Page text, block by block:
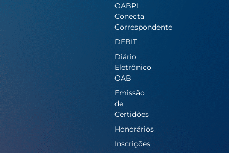
OABPI
Conecta
Correspondente
DEBIT
Diário
Eletrônico
OAB
Emissão
de
Certidões
Honorários
Inscrições